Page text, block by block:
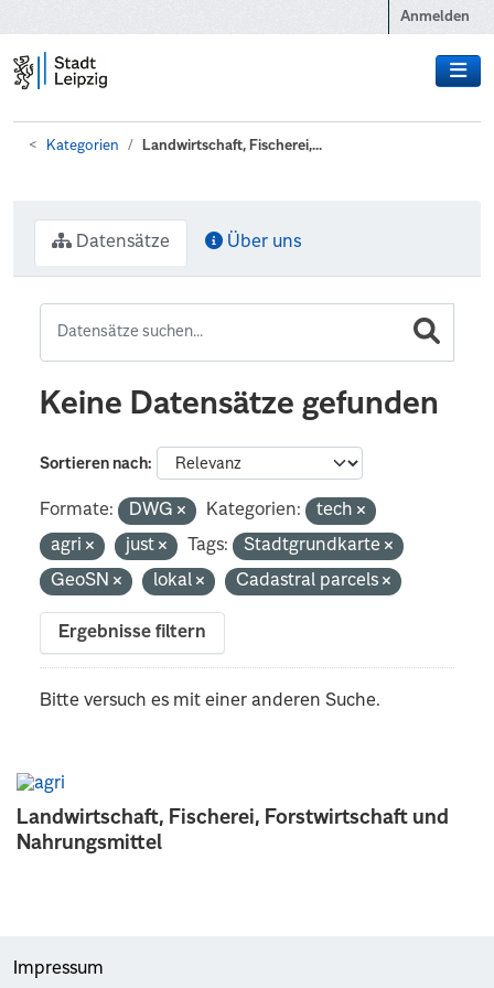
Anmelden
Kategorien Landwirtschaft, Fischerei,...
Landwirtschaft, Fischerei, Forstwirtschaft und
Nahrungsmittel
Datensätze Über uns
Keine Datensätze gefunden
Sortieren nach
Formate: DWG Kategorien:
tech
agri
just Tags:
Stadtgrundkarte
GeoSN
lokal Cadastral parcels
Ergebnisse filtern
Bitte versuch es mit einer anderen Suche.
Impressum